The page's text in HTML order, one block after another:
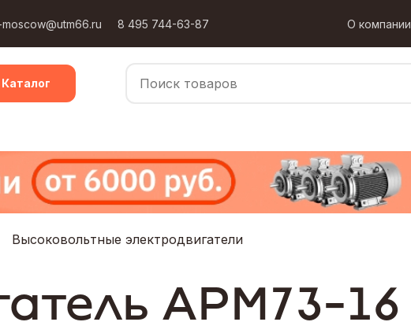
8 495 744-63-87 О компании
Каталог
Высоковольтные электродвигатели
АРМ73-16